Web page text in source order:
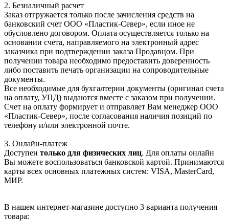
2. Безналичный расчет
Заказ отгружается только после зачисления средств на
банковский счет ООО «Пластик-Север», если иное не
обусловлено договором. Оплата осуществляется только на
основании счета, направляемого на электронный адрес
заказчика при подтверждении заказа Продавцом. При
получении товара необходимо предоставить доверенность
либо поставить печать организации на сопроводительные
документы.
Все необходимые для бухгалтерии документы (оригинал счета
на оплату, УПД) выдаются вместе с заказом при получении.
Счет на оплату формирует и отправляет Вам менеджер ООО
«Пластик-Север», после согласования наличия позиций по
телефону и/или электронной почте.
3. Онлайн-платеж
Доступен только для физических лиц. Для оплаты онлайн
Вы можете воспользоваться банковской картой. Принимаются
карты всех основных платежных систем: VISA, MasterCard,
МИР.
В нашем интернет-магазине доступно 3 варианта получения
товара: